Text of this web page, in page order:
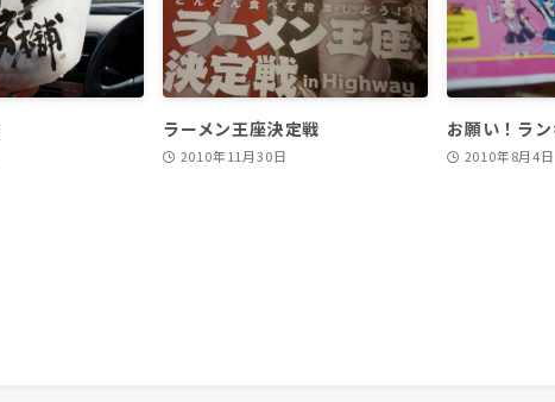
ラーメン王座決定戦
2010年11月30日
お願い！ラ
2010年8月4日